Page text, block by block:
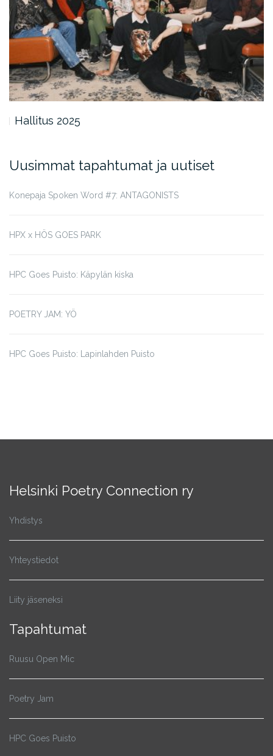
Hallitus 2025
Uusimmat tapahtumat ja uutiset
Konepaja Spoken Word #7: ANTAGONISTS
HPX x HÖS GOES PARK
HPC Goes Puisto: Käpylän kiska
POETRY JAM: YÖ
HPC Goes Puisto: Lapinlahden Puisto
Helsinki Poetry Connection ry
Yhdistys
Yhteystiedot
Liity jäseneksi
Tapahtumat
Ruusu Open Mic
Poetry Jam
HPC Goes Puisto